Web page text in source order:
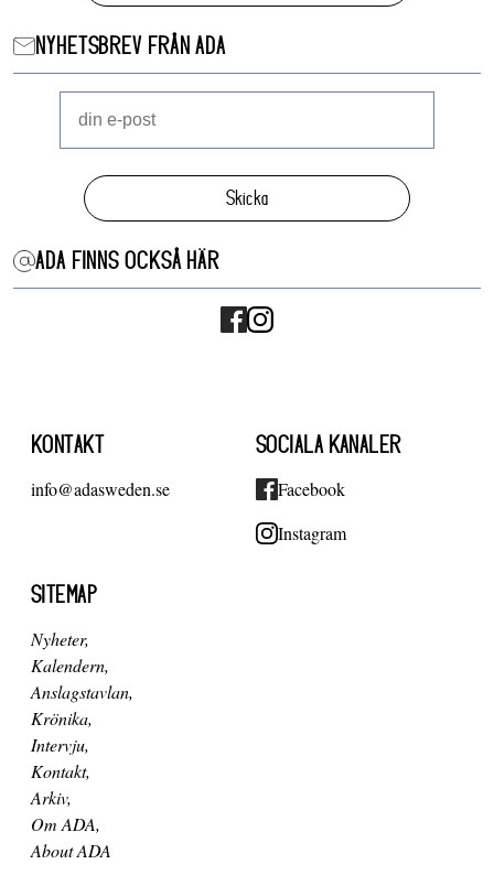
NYHETSBREV FRÅN ADA
Skicka
ADA FINNS OCKSÅ HÄR
KONTAKT
info@adasweden.se
SOCIALA KANALER
Facebook
Instagram
SITEMAP
Nyheter
Kalendern
Anslagstavlan
Krönika
Intervju
Kontakt
Arkiv
Om ADA
About ADA